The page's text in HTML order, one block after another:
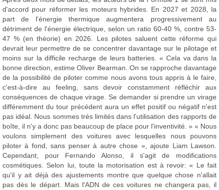
d'accord pour réformer les moteurs hybrides. En 2027 et 2028, la
part de l'énergie thermique augmentera progressivement au
détriment de l'énergie électrique, selon un ratio 60-40 %, contre 53-
47 % (en théorie) en 2026. Les pilotes saluent cette réforme qui
devrait leur permettre de se concentrer davantage sur le pilotage et
moins sur la difficile recharge de leurs batteries. « Cela va dans la
bonne direction, estime Oliver Bearman. On se rapproche davantage
de la possibilité de piloter comme nous avons tous appris à le faire,
c'est-à-dire au feeling, sans devoir constamment réfléchir aux
conséquences de chaque virage. Se demander si prendre un virage
différemment du tour précédent aura un effet positif ou négatif n'est
pas idéal. Nous sommes très limités dans l'utilisation des rapports de
boîte, il n'y a donc pas beaucoup de place pour l'inventivité. » « Nous
voulons simplement des voitures avec lesquelles nous pouvons
piloter à fond, sans penser à autre chose », ajoute Liam Lawson.
Cependant, pour Fernando Alonso, il s'agit de modifications
cosmétiques. Selon lui, toute la motorisation est à revoir: « Le fait
qu'il y ait déjà des ajustements montre que quelque chose n'allait
pas dès le départ. Mais l'ADN de ces voitures ne changera pas, il